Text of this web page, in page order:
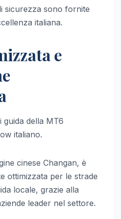
sicurezza sono fornite
italiana.
e
guida della MT6
italiano.
cinese Changan, è
ottimizzata per le strade
locale, grazie alla
leader nel settore.